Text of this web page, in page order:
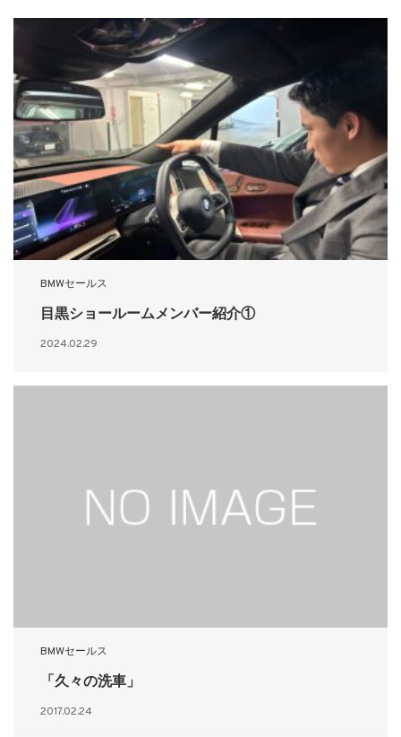
BMWセールス
目黒ショールームメンバー紹介①
2024.02.29
BMWセールス
「久々の洗車」
2017.02.24